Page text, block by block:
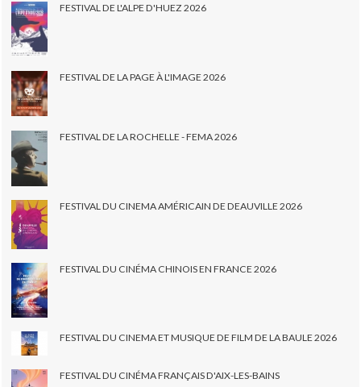
FESTIVAL DE L'ALPE D'HUEZ 2026
FESTIVAL DE LA PAGE À L'IMAGE 2026
FESTIVAL DE LA ROCHELLE - FEMA 2026
FESTIVAL DU CINEMA AMÉRICAIN DE DEAUVILLE 2026
FESTIVAL DU CINÉMA CHINOIS EN FRANCE 2026
FESTIVAL DU CINEMA ET MUSIQUE DE FILM DE LA BAULE 2026
FESTIVAL DU CINÉMA FRANÇAIS D'AIX-LES-BAINS